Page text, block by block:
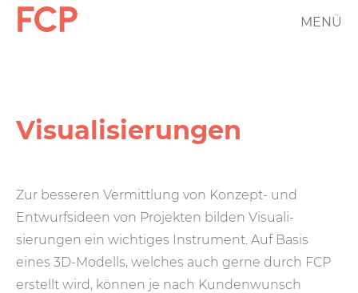
Direkt
zumFCP
Logo
MENÜ
Visuali­sierungen
Zur besseren Vermittlung von Konzept- und
Entwurfs­ideen von Projekten bilden Visua­li­
sierungen ein wichtiges Instrument. Auf Basis
eines 3D-Modells, welches auch gerne durch FCP
erstellt wird, können je nach Kunden­wunsch